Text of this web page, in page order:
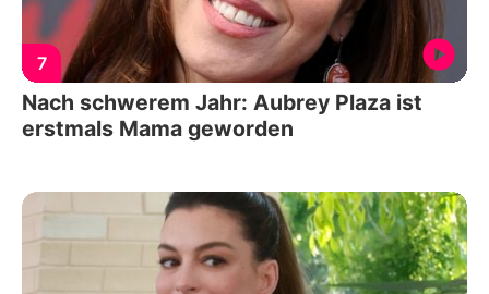
7
Nach schwerem Jahr: Aubrey Plaza ist
erstmals Mama geworden